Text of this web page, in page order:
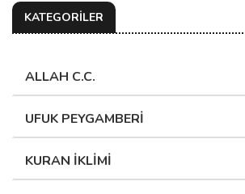
KATEGORİLER
ALLAH C.C.
UFUK PEYGAMBERİ
KURAN İKLİMİ